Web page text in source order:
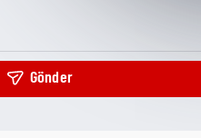
Misc Hardware
Gönder